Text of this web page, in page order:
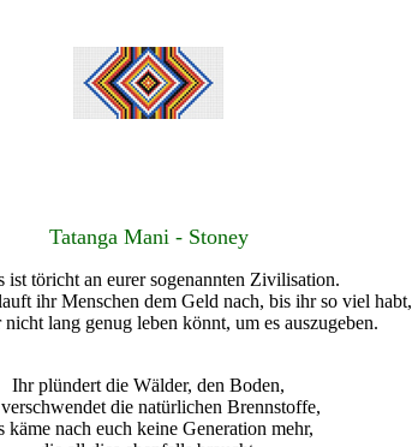
Tatanga Mani - Stoney
ist töricht an eurer sogenannten Zivilisation.
ihr Menschen dem Geld nach, bis ihr so viel habt,
lang genug leben könnt, um es auszugeben.
Ihr plündert die Wälder, den Boden,
die natürlichen Brennstoffe,
käme nach euch keine Generation mehr,